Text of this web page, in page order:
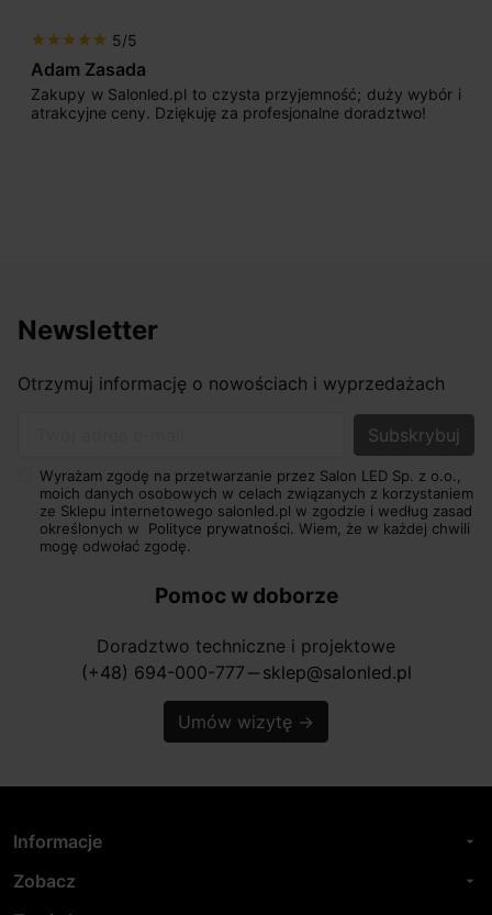
star star star star star 5/5
Adam Zasada
Zakupy w Salonled.pl to czysta przyjemność; duży wybór i
atrakcyjne ceny. Dziękuję za profesjonalne doradztwo!
Newsletter
Otrzymuj informację o nowościach i wyprzedażach
Wyrażam zgodę na przetwarzanie przez Salon LED Sp. z o.o.,
moich danych osobowych w celach związanych z korzystaniem
ze Sklepu internetowego salonled.pl w zgodzie i według zasad
określonych w Polityce prywatności. Wiem, że w każdej chwili
mogę odwołać zgodę.
Pomoc w doborze
Doradztwo techniczne i projektowe
(+48) 694-000-777 horizontal_rule sklep@salonled.pl
Umów wizytę →
Informacje arrow_drop_down
Zobacz arrow_drop_down